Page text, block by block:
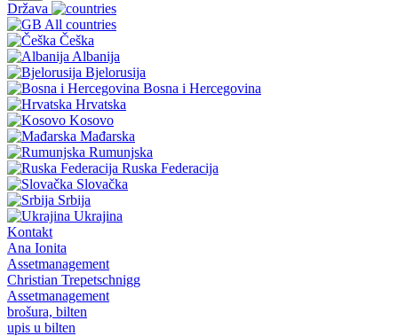
Država
All countries
Češka
Albanija
Bjelorusija
Bosna i Hercegovina
Hrvatska
Kosovo
Mađarska
Rumunjska
Ruska Federacija
Slovačka
Srbija
Ukrajina
Kontakt
Ana Ionita
Assetmanagement
Christian Trepetschnigg
Assetmanagement
brošura, bilten
upis u bilten